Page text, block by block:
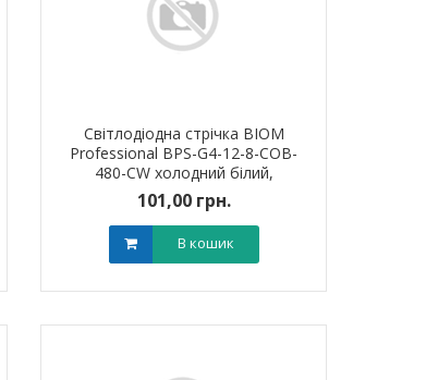
Світлодіодна стрічка BIOM
Professional BPS-G4-12-8-COB-
480-CW холодний білий,
негерметичнаа, 1м
101,00 грн.
В кошик